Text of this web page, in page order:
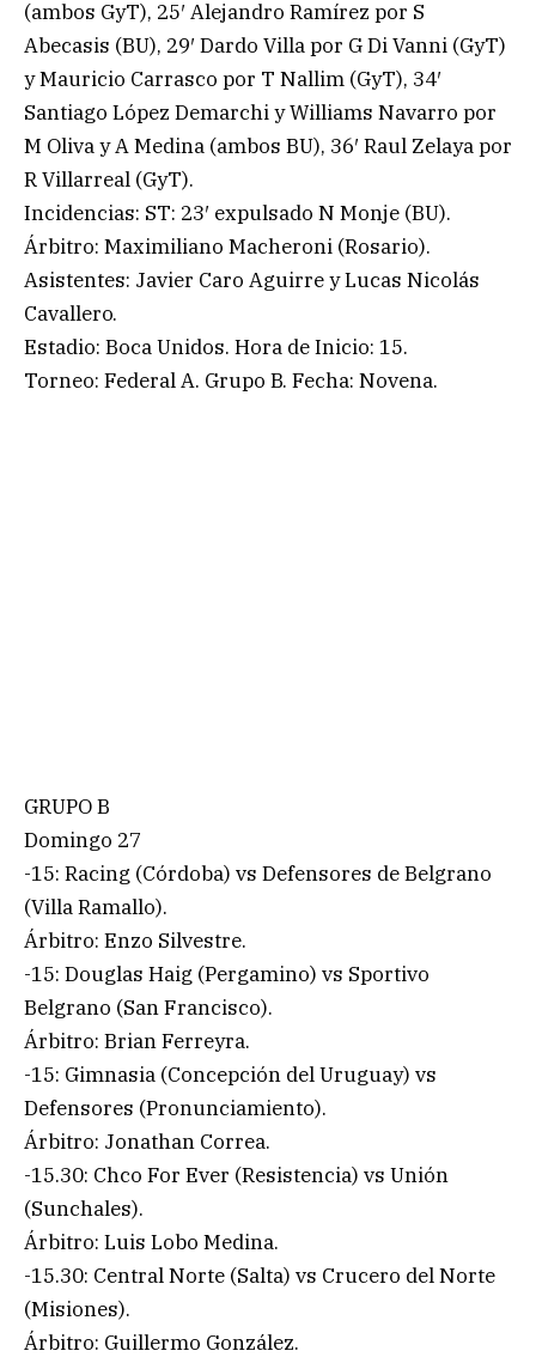
(ambos GyT), 25′ Alejandro Ramírez por S
Abecasis (BU), 29′ Dardo Villa por G Di Vanni (GyT)
y Mauricio Carrasco por T Nallim (GyT), 34′
Santiago López Demarchi y Williams Navarro por
M Oliva y A Medina (ambos BU), 36′ Raul Zelaya por
R Villarreal (GyT).
Incidencias: ST: 23′ expulsado N Monje (BU).
Árbitro: Maximiliano Macheroni (Rosario).
Asistentes: Javier Caro Aguirre y Lucas Nicolás
Cavallero.
Estadio: Boca Unidos. Hora de Inicio: 15.
Torneo: Federal A. Grupo B. Fecha: Novena.
GRUPO B
Domingo 27
-15: Racing (Córdoba) vs Defensores de Belgrano
(Villa Ramallo).
Árbitro: Enzo Silvestre.
-15: Douglas Haig (Pergamino) vs Sportivo
Belgrano (San Francisco).
Árbitro: Brian Ferreyra.
-15: Gimnasia (Concepción del Uruguay) vs
Defensores (Pronunciamiento).
Árbitro: Jonathan Correa.
-15.30: Chco For Ever (Resistencia) vs Unión
(Sunchales).
Árbitro: Luis Lobo Medina.
-15.30: Central Norte (Salta) vs Crucero del Norte
(Misiones).
Árbitro: Guillermo González.